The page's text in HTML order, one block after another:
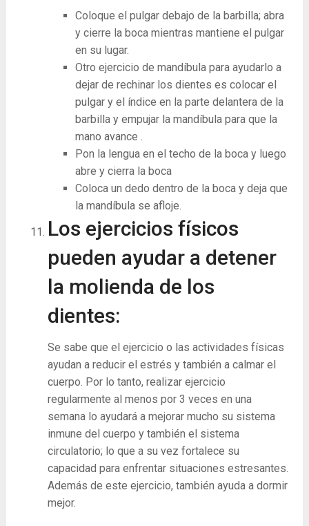
Coloque el pulgar debajo de la barbilla; abra
y cierre la boca mientras mantiene el pulgar
en su lugar.
Otro ejercicio de mandíbula para ayudarlo a
dejar de rechinar los dientes es colocar el
pulgar y el índice en la parte delantera de la
barbilla y empujar la mandíbula para que la
mano avance .
Pon la lengua en el techo de la boca y luego
abre y cierra la boca
Coloca un dedo dentro de la boca y deja que
la mandíbula se afloje.
Los ejercicios físicos
pueden ayudar a detener
la molienda de los
dientes:
Se sabe que el ejercicio o las actividades físicas
ayudan a reducir el estrés y también a calmar el
cuerpo. Por lo tanto, realizar ejercicio
regularmente al menos por 3 veces en una
semana lo ayudará a mejorar mucho su sistema
inmune del cuerpo y también el sistema
circulatorio; lo que a su vez fortalece su
capacidad para enfrentar situaciones estresantes.
Además de este ejercicio, también ayuda a dormir
mejor.